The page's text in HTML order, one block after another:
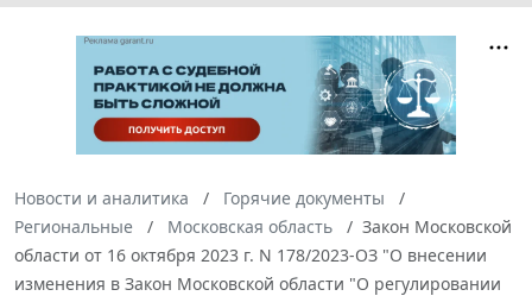
Новости и аналитика
Горячие документы
Региональные
Московская область
Закон Московской
области от 16 октября 2023 г. N 178/2023-ОЗ "О внесении
изменения в Закон Московской области "О регулировании